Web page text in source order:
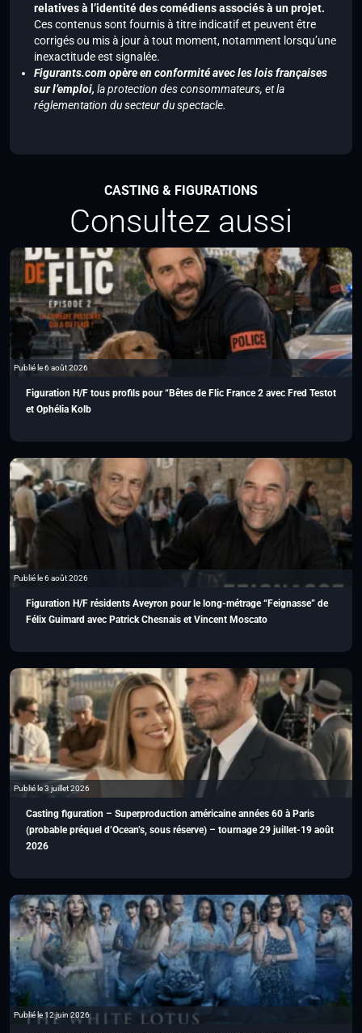
relatives à l’identité des comédiens associés à un projet.
Ces contenus sont fournis à titre indicatif et peuvent être
corrigés ou mis à jour à tout moment, notamment lorsqu’une
inexactitude est signalée.
Figurants.com opère en conformité avec les lois françaises
sur l’emploi, la protection des consommateurs, et la
réglementation du secteur du spectacle.
CASTING & FIGURATIONS
Consultez aussi
Publié le 6 août 2026
Figuration H/F tous profils pour “Bêtes de Flic France 2 avec Fred Testot
et Ophélia Kolb
Publié le 6 août 2026
Figuration H/F résidents Aveyron pour le long-métrage “Feignasse” de
Félix Guimard avec Patrick Chesnais et Vincent Moscato
Publié le 3 juillet 2026
Casting figuration – Superproduction américaine années 60 à Paris
(probable préquel d’Ocean’s, sous réserve) – tournage 29 juillet-19 août
2026
Publié le 12 juin 2026